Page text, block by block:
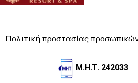
Πολιτική προστασίας
Μ.Η.Τ. 242033